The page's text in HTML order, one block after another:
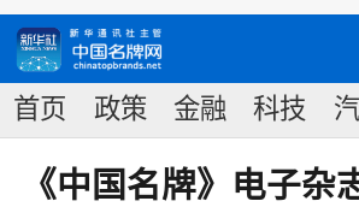
首页 政策 金融 科技
《中国名牌》电子杂